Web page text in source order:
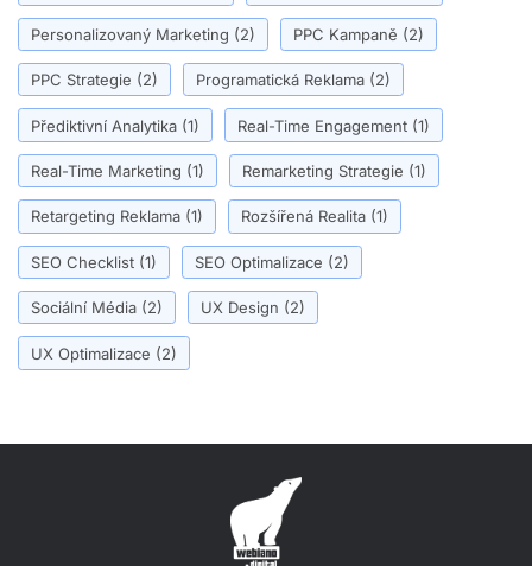
Personalizovaný Marketing (2) PPC Kampaně (2)
PPC Strategie (2) Programatická Reklama (2)
Přediktivní Analytika (1) Real-Time Engagement (1)
Real-Time Marketing (1) Remarketing Strategie (1)
Retargeting Reklama (1) Rozšířená Realita (1)
SEO Checklist (1) SEO Optimalizace (2)
Sociální Média (2) UX Design (2)
UX Optimalizace (2)